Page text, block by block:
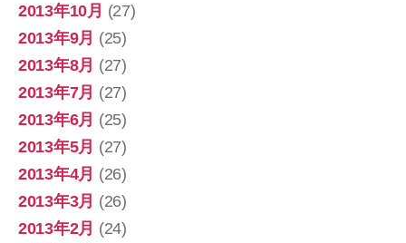
2013年10月 (27)
2013年9月 (25)
2013年8月 (27)
2013年7月 (27)
2013年6月 (25)
2013年5月 (27)
2013年4月 (26)
2013年3月 (26)
2013年2月 (24)